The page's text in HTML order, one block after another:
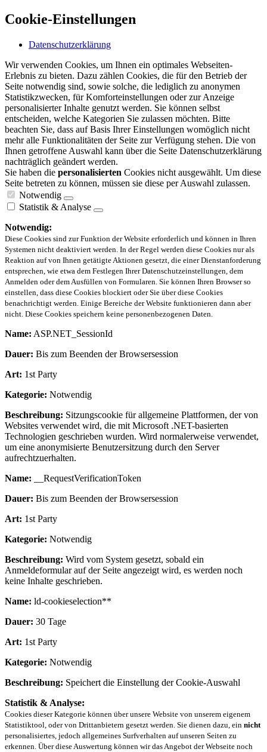
Cookie-Einstellungen
Datenschutzerklärung
Wir verwenden Cookies, um Ihnen ein optimales Webseiten-
Erlebnis zu bieten. Dazu zählen Cookies, die für den Betrieb der
Seite notwendig sind, sowie solche, die lediglich zu anonymen
Statistikzwecken, für Komforteinstellungen oder zur Anzeige
personalisierter Inhalte genutzt werden. Sie können selbst
entscheiden, welche Kategorien Sie zulassen möchten. Bitte
beachten Sie, dass auf Basis Ihrer Einstellungen womöglich nicht
mehr alle Funktionalitäten der Seite zur Verfügung stehen. Die von
Ihnen getroffene Auswahl kann über die Seite Datenschutzerklärung
nachträglich geändert werden.
Sie haben die personalisierten Cookies nicht ausgewählt. Um diese
Seite betreten zu können, müssen sie diese per Auswahl zulassen.
Notwendig
Statistik & Analyse
Notwendig:
Diese Cookies sind zur Funktion der Website erforderlich und können in Ihren
Systemen nicht deaktiviert werden. In der Regel werden diese Cookies nur als
Reaktion auf von Ihnen getätigte Aktionen gesetzt, die einer Dienstanforderung
entsprechen, wie etwa dem Festlegen Ihrer Datenschutzeinstellungen, dem
Anmelden oder dem Ausfüllen von Formularen. Sie können Ihren Browser so
einstellen, dass diese Cookies blockiert oder Sie über diese Cookies
benachrichtigt werden. Einige Bereiche der Website funktionieren dann aber
nicht. Diese Cookies speichern keine personenbezogenen Daten.
Name: ASP.NET_SessionId
Dauer: Bis zum Beenden der Browsersession
Art: 1st Party
Kategorie: Notwendig
Beschreibung: Sitzungscookie für allgemeine Plattformen, der von
Websites verwendet wird, die mit Microsoft .NET-basierten
Technologien geschrieben wurden. Wird normalerweise verwendet,
um eine anonymisierte Benutzersitzung durch den Server
aufrechtzuerhalten.
Name: __RequestVerificationToken
Dauer: Bis zum Beenden der Browsersession
Art: 1st Party
Kategorie: Notwendig
Beschreibung: Wird vom System gesetzt, sobald ein
Anmeldeformular auf der Seite angezeigt wird, es werden noch
keine Inhalte geschrieben.
Name: ld-cookieselection**
Dauer: 30 Tage
Art: 1st Party
Kategorie: Notwendig
Beschreibung: Speichert die Einstellung der Cookie-Auswahl
Statistik & Analyse:
Cookies dieser Kategorie können über unsere Website von unserem eigenem
Statistiktool, oder von Drittanbietern gesetzt werden. Sie dienen dazu, ein nicht
personalisiertes, jedoch allgemeines Surfverhalten auf unseren Seiten zu
erkennen. Über diese Auswertung können wir das Angebot der Webseite noch